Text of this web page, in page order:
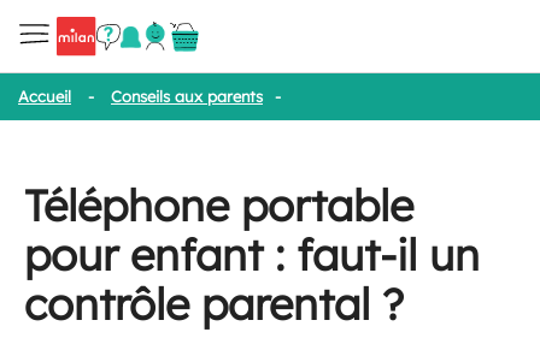
Accueil - Conseils aux parents -
Téléphone portable
pour enfant : faut-il un
contrôle parental ?